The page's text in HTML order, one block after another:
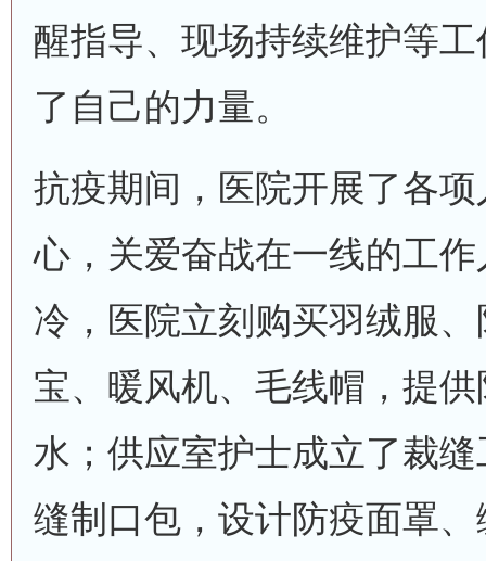
醒指导、现场持续维护等
了自己的力量。
抗疫期间，医院开展了各
心，关爱奋战在一线的工
冷，医院立刻购买羽绒服
宝、暖风机、毛线帽，提
水；供应室护士成立了裁
缝制口包，设计防疫面罩